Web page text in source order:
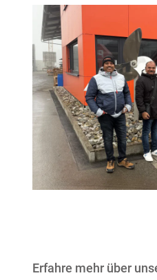
Erfahre mehr über